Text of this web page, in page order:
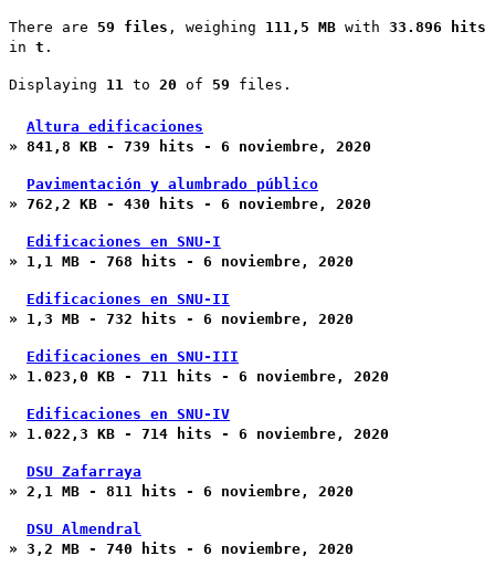
There are 59 files , weighing 111,5 MB with 33.896 hits
in t .
Displaying 11 to 20 of 59 files.
Altura edificaciones
» 841,8 KB - 739 hits - 6 noviembre, 2020
Pavimentación y alumbrado público
» 762,2 KB - 430 hits - 6 noviembre, 2020
Edificaciones en SNU-I
» 1,1 MB - 768 hits - 6 noviembre, 2020
Edificaciones en SNU-II
» 1,3 MB - 732 hits - 6 noviembre, 2020
Edificaciones en SNU-III
» 1.023,0 KB - 711 hits - 6 noviembre, 2020
Edificaciones en SNU-IV
» 1.022,3 KB - 714 hits - 6 noviembre, 2020
DSU Zafarraya
» 2,1 MB - 811 hits - 6 noviembre, 2020
DSU Almendral
» 3,2 MB - 740 hits - 6 noviembre, 2020